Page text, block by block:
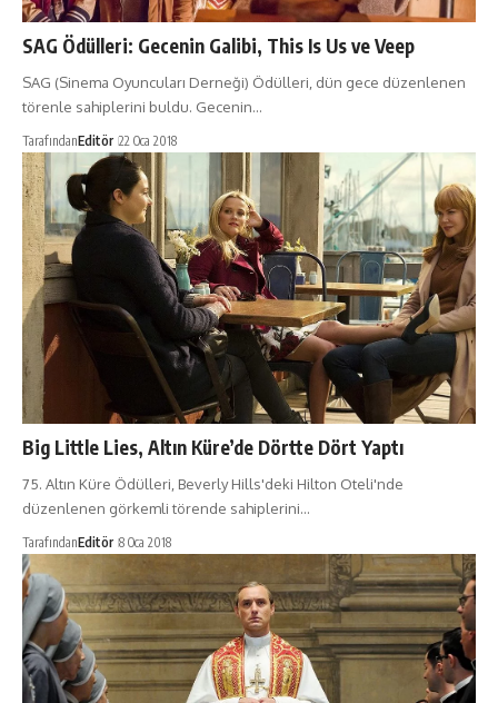
SAG Ödülleri: Gecenin Galibi, This Is Us ve Veep
SAG (Sinema Oyuncuları Derneği) Ödülleri, dün gece düzenlenen
törenle sahiplerini buldu. Gecenin…
TarafındanEditör 22 Oca 2018
Big Little Lies, Altın Küre’de Dörtte Dört Yaptı
75. Altın Küre Ödülleri, Beverly Hills'deki Hilton Oteli'nde
düzenlenen görkemli törende sahiplerini…
TarafındanEditör 8 Oca 2018